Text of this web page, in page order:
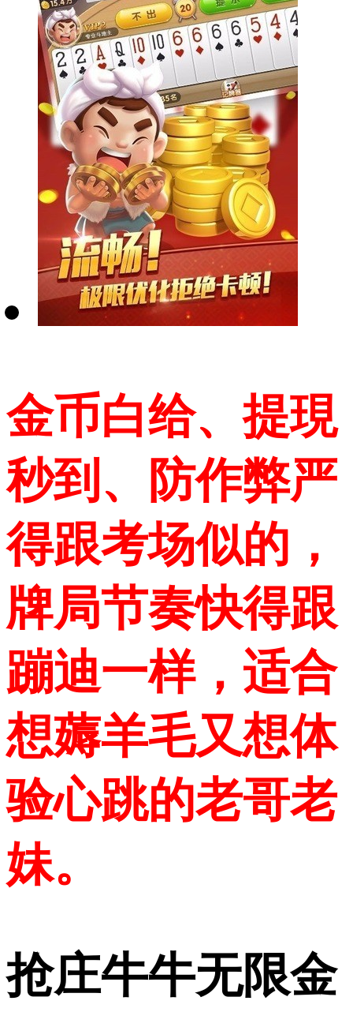
金币白给、提現
秒到、防作弊严
得跟考场似的，
牌局节奏快得跟
蹦迪一样，适合
想薅羊毛又想体
验心跳的老哥老
妹。
抢庄牛牛无限金